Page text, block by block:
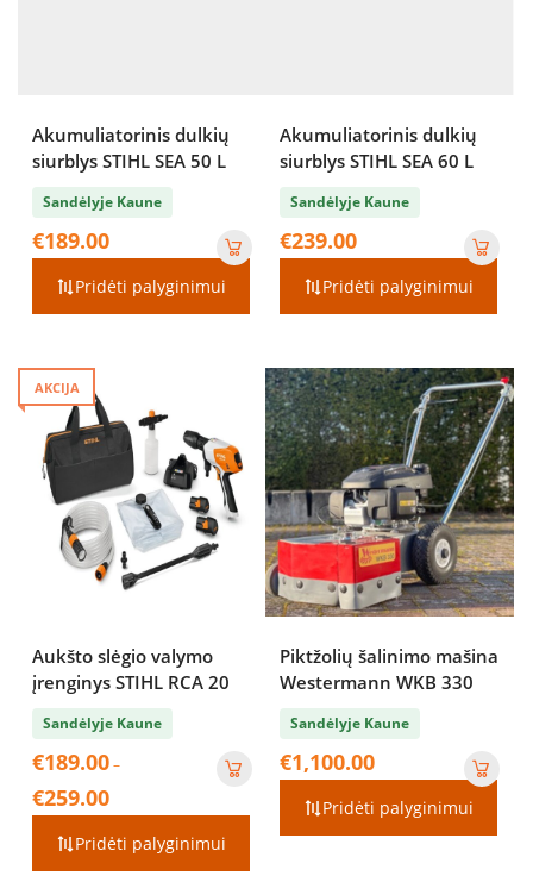
Akumuliatorinis dulkių
siurblys STIHL SEA 50 L
Sandėlyje Kaune
€189.00
Pridėti palyginimui
Akumuliatorinis dulkių
siurblys STIHL SEA 60 L
Sandėlyje Kaune
€239.00
Pridėti palyginimui
AKCIJA
Aukšto slėgio valymo
įrenginys STIHL RCA 20
Sandėlyje Kaune
€189.00–
€259.00Price
range:
€189.00
Pridėti palyginimui
Piktžolių šalinimo mašina
Westermann WKB 330
Sandėlyje Kaune
€1,100.00
Pridėti palyginimui